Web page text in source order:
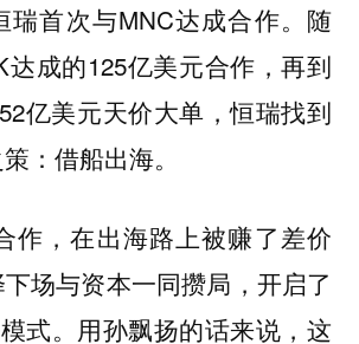
瑞首次与MNC达成合作。随
达成的125亿美元合作，再到
亿美元天价大单，恒瑞找到
：借船出海。
作，在出海路上被赚了差价
场与资本一同攒局，开启了
式。用孙飘扬的话来说，这